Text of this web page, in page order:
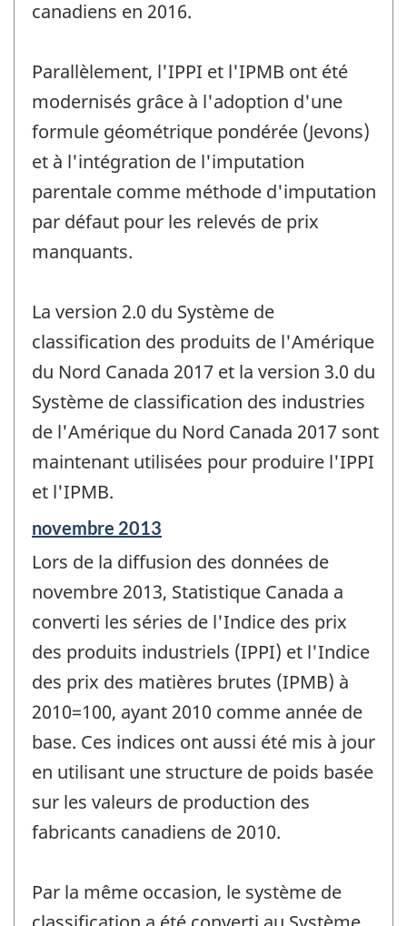
canadiens en 2016.
Parallèlement, l'IPPI et l'IPMB ont été
modernisés grâce à l'adoption d'une
formule géométrique pondérée (Jevons)
et à l'intégration de l'imputation
parentale comme méthode d'imputation
par défaut pour les relevés de prix
manquants.
La version 2.0 du Système de
classification des produits de l'Amérique
du Nord Canada 2017 et la version 3.0 du
Système de classification des industries
de l'Amérique du Nord Canada 2017 sont
maintenant utilisées pour produire l'IPPI
et l'IPMB.
Période
référence
de
-
novembre 2013
Lors de la diffusion des données de
novembre 2013, Statistique Canada a
converti les séries de l'Indice des prix
des produits industriels (IPPI) et l'Indice
des prix des matières brutes (IPMB) à
2010=100, ayant 2010 comme année de
base. Ces indices ont aussi été mis à jour
en utilisant une structure de poids basée
sur les valeurs de production des
fabricants canadiens de 2010.
Par la même occasion, le système de